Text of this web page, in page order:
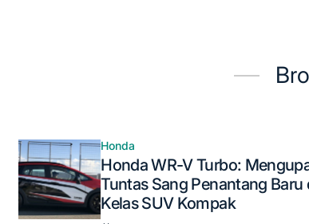
Posted
in
Honda
Honda WR-V Turbo:
Tuntas Sang Penantang Baru
Kelas SUV Kompak